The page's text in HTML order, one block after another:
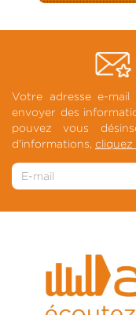
Votre adresse e-
envoyer des
pouvez vous
d'informations, cliquez